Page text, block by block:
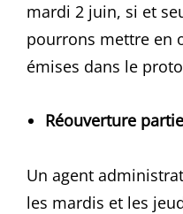
mardi 2 juin, si et
pourrons mettre en
émises dans le
Réouverture
Un agent
les mardis et les